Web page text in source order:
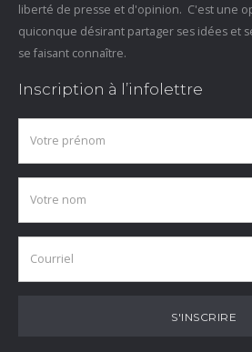
liberté de presse et d'opinion. C'est une
quiconque désirant partager ses idées et
se faisant connaître.
Inscription à l’infolettre